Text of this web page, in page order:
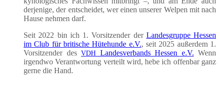
der­je­ni­ge, der ent­schei­det, wer einen unse­rer Wel­pen mit nach
Hau­se neh­men darf.
Seit 2022 bin ich 1. Vor­sit­zen­der der Lan­des­grup­pe Hes­sen
im Club für bri­ti­sche Hüte­hun­de e.V., seit 2025 außer­dem 1.
Vor­sit­zen­der des VDH Lan­des­ver­bands Hes­sen e.V. Wenn
irgend­wo Ver­ant­wor­tung ver­teilt wird, hebe ich offen­bar ganz
ger­ne die Hand.